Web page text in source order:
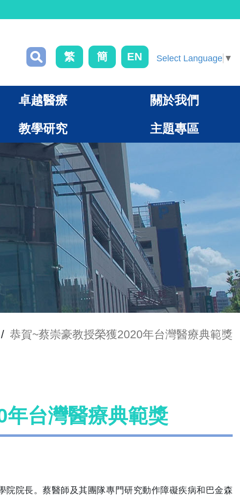
繁 簡 EN Select Language ▼
卓越醫療 關於我們
教學研究 主題專區
/ 恭賀~蔡崇豪教授榮獲2020年台灣醫療典範獎
台灣醫療典範獎
院長。蔡醫師及其團隊專門研究動作障礙疾病和巴金森